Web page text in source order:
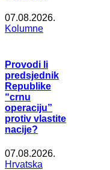
07.08.2026.
Kolumne
Provodi li
predsjednik
Republike
“crnu
operaciju”
protiv vlastite
nacije?
07.08.2026.
Hrvatska